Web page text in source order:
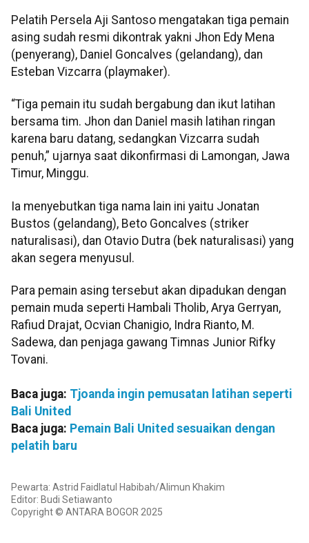
Pelatih Persela Aji Santoso mengatakan tiga pemain
asing sudah resmi dikontrak yakni Jhon Edy Mena
(penyerang), Daniel Goncalves (gelandang), dan
Esteban Vizcarra (playmaker).
“Tiga pemain itu sudah bergabung dan ikut latihan
bersama tim. Jhon dan Daniel masih latihan ringan
karena baru datang, sedangkan Vizcarra sudah
penuh,” ujarnya saat dikonfirmasi di Lamongan, Jawa
Timur, Minggu.
Ia menyebutkan tiga nama lain ini yaitu Jonatan
Bustos (gelandang), Beto Goncalves (striker
naturalisasi), dan Otavio Dutra (bek naturalisasi) yang
akan segera menyusul.
Para pemain asing tersebut akan dipadukan dengan
pemain muda seperti Hambali Tholib, Arya Gerryan,
Rafiud Drajat, Ocvian Chanigio, Indra Rianto, M.
Sadewa, dan penjaga gawang Timnas Junior Rifky
Tovani.
Baca juga: Tjoanda ingin pemusatan latihan seperti
Bali United
Baca juga: Pemain Bali United sesuaikan dengan
pelatih baru
Pewarta: Astrid Faidlatul Habibah/Alimun Khakim
Editor: Budi Setiawanto
Copyright © ANTARA BOGOR 2025